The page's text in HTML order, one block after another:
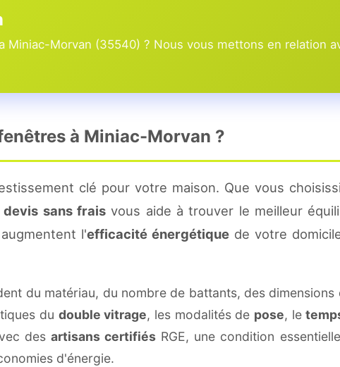
Miniac-Morvan (35540) ? Nous vous mettons en relation
à Miniac-Morvan ?
clé pour votre maison. Que vous
devis sans frais vous aide à trouver le meilleur
l'efficacité énergétique de votre
du matériau, du nombre de battants, des dimensions
du double vitrage, les modalités de pose, le
des artisans certifiés RGE, une condition
d'énergie.